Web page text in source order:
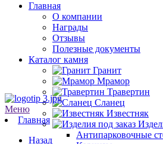
Главная
О компании
Награды
Отзывы
Полезные документы
Каталог камня
Гранит
Мрамор
Травертин
Сланец
Известняк
Антипарковочные
Меню
Главная
Назад